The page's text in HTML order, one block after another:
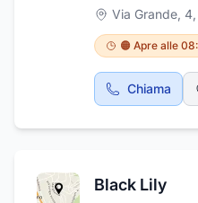
Via Grande,
🟠 Apre alle
Chiama
Black Lily